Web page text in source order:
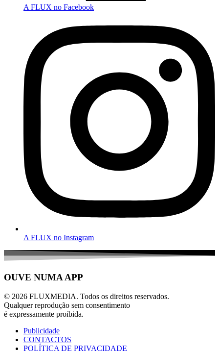
A FLUX no Facebook
A FLUX no Instagram
OUVE NUMA APP
© 2026 FLUXMEDIA. Todos os direitos reservados.
Qualquer reprodução sem consentimento
é expressamente proibida.
Publicidade
CONTACTOS
POLÍTICA DE PRIVACIDADE